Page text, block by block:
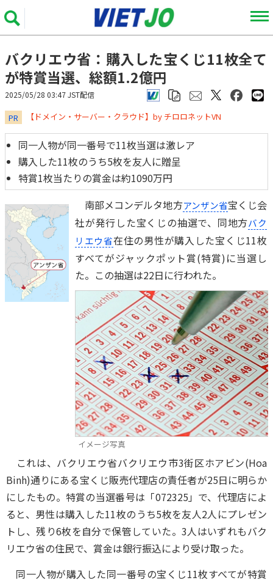
バクリエウ省：購入した宝くじ11枚全て
が特賞当選、総額1.2億円
2025/05/28 03:47 JST配信
PR ​​​​​​​【ドメイン・サーバー・クラウド】by チロロネットVN
同一人物が同一番号で11枚当選は激レア
購入した11枚のうち5枚を友人に贈呈
特賞1枚当たりの賞金は約1090万円
南部メコンデルタ地方アンザン省宝くじ会
社が発行した宝くじの抽選で、同地方バク
リエウ省在住の男性が購入した宝くじ11枚
すべてがジャックポット賞(特賞)に当選し
た。この抽選は22日に行われた。
イメージ写真
これは、バクリエウ省バクリエウ市3街区ホアビン(Hoa
Binh)通りにある宝くじ販売代理店の責任者が25日に明らか
にしたもの。特賞の当選番号は「072325」で、代理店によ
ると、男性は購入した11枚のうち5枚を友人2人にプレゼン
トし、残り6枚を自分で保管していた。3人はいずれもバク
リエウ省の住民で、賞金は銀行振込により受け取った。
同一人物が購入した同一番号の宝くじ11枚すべてが特賞